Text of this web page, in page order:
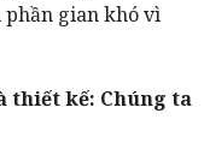
phần gian khó vì
thiết kế: Chúng ta